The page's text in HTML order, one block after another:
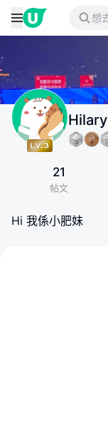
Hilary
21
帖文
Hi 我係小肥妹